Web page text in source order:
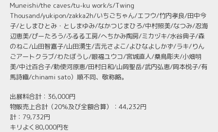
Muneishi/the caves/tu-ku work/s/Twing
Thousand/yukipon/zakka2h/いちごちゃん/エフウ/竹内孝良/田中今
子/としまひとみ・としまゆみ/なかつじまひろ/中村照美/なつみ/忍海
辺恵美/ぴーたろう/ふるる工房/へちかみ陶房/ミカヅキ/水谷典子/森
のねこ/山田智嘉子/山田湧生/吉元さよこ/よひなよしかず/ラキ/りん
ごアートクラブ/わたぼうし/眼福ユウコ/宮城直人/桑鳥彫夫/小畑明
美/中辻百合子/勅使河原恵/田村日和/山岡聖岳/武内弘恵/岡本悦子/有
馬詩織/chinami sato）順不同、敬称略。
出展料合計：36,000円
物販売上合計（20％及び全額合算）：44,232円
計：79,732円
キリよく80,000円を